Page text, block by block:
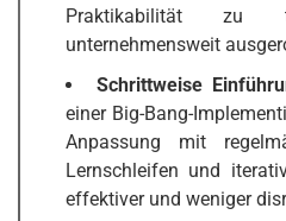
Praktikabilität zu
unternehmensweit
Schrittweise
einer Big-Bang-
Anpassung mit
Lernschleifen und
effektiver und weniger